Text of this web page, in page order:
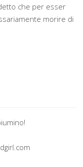
che per esser
morire di